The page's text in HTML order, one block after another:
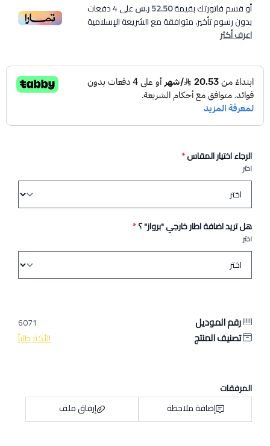
أو قسم فاتورتك بقيمة52.50 ر.س على4دفعات
بدون رسوم تأخير، متوافقة مع الشريعة الإسلامية
اعرف أكثر
الرجاء اختيار المقاس*
اختر
هل تريد اضافة اطار خارجي "برواز" ؟*
اختر
رقم الموديل 6071
تصنيف المنتج الأكثر طلباً
المرفقات
إضافة ملاحظة
إرفاق ملف